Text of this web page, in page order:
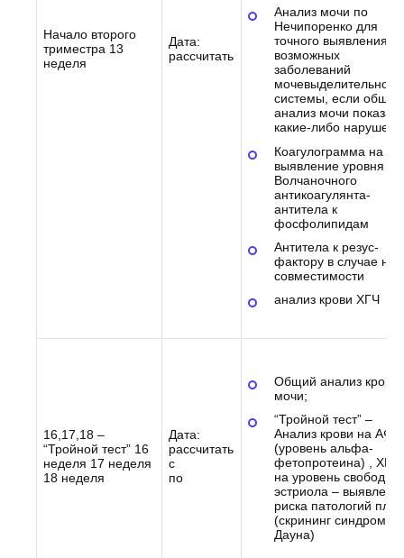
Начало второго
триместра 13
неделя
Дата:
рассчитать
Анализ мочи по
Нечипоренко для
точного выявления
возможных
заболеваний
мочевыделительной
системы, если общий
анализ мочи показал
какие-либо
Коагулограмма на
выявление уровня
Волчаночного
антикоагулянта-
антитела к
фосфолипидам
Антитела к резус-
фактору в случае не
совместимости
анализ крови ХГЧ
16,17,18 –
“Тройной тест” 16
неделя 17 неделя
18 неделя
Дата:
рассчитать
с
по
Общий анализ крови
мочи;
“Тройной тест” –
Анализ крови на АФП
(уровень альфа-
фетопротеина) , ХГЧ,
на уровень
эстриола –
риска патологий
(скрининг синдрома
Дауна)